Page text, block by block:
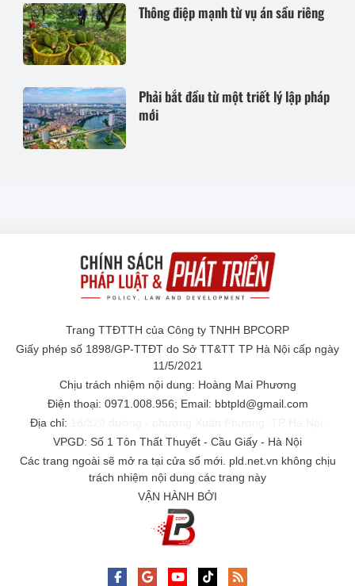
Thông điệp mạnh từ vụ án sầu riêng
Phải bắt đầu từ một triết lý lập pháp
mới
Trang TTĐTTH của Công ty TNHH BPCORP
Giấy phép số 1898/GP-TTĐT do Sở TT&TT TP Hà Nội cấp ngày
11/5/2021
Chịu trách nhiệm nội dung: Hoàng Mai Phương
Điện thoại: 0971.008.956; Email: bbtpld@gmail.com
Địa chỉ:
VPGD: Số 1 Tôn Thất Thuyết - Cầu Giấy - Hà Nội
Các trang ngoài sẽ mở ra tại cửa sổ mới. pld.net.vn không chịu
trách nhiệm nội dung các trang này
VẬN HÀNH BỞI